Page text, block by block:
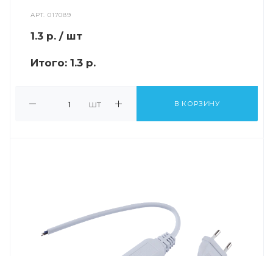
АРТ.017089
1.3 р. / шт
Итого: 1.3 р.
шт В КОРЗИНУ